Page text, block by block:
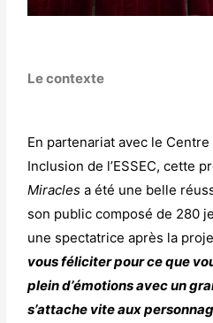
Le contexte
En partenariat avec le
Inclusion de l’ESSEC, cette
Miracles a été une belle
son public composé de 280
une spectatrice après la
vous féliciter pour ceque
plein d’émotions avec un
s’attache vite aux